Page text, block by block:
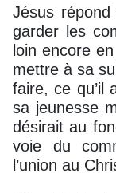
Jésus
garder les
loin encore
mettre à sa
faire, ce qu’il
sa jeunesse
désirait au
voie du
l’union au